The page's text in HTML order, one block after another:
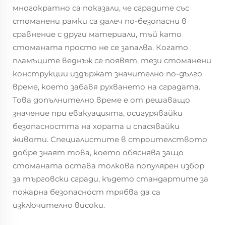
многократно са показали, че сградите със
стоманени рамки са далеч по-безопасни в
сравнение с други материали, тъй като
стоманата просто не се запалва. Когато
пламъците веднъж се появят, тези стоманени
конструкции издържат значително по-дълго
време, което забавя рухването на сградата.
Това допълнително време е от решаващо
значение при евакуацията, осигурявайки
безопасността на хората и спасявайки
животи. Специалистите в строителството
добре знаят това, което обяснява защо
стоманата остава толкова популярен избор
за търговски сгради, където стандартите за
пожарна безопасност трябва да са
изключително високи.